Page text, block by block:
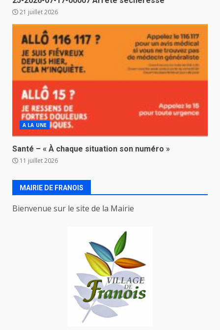
21 juillet 2026
A LA UNE
Santé – « À chaque situation son numéro »
11 juillet 2026
MAIRIE DE FRANOIS
Bienvenue sur le site de la Mairie